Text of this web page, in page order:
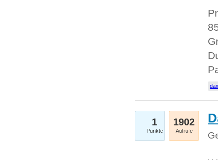
1
Punkte
1902
Aufrufe